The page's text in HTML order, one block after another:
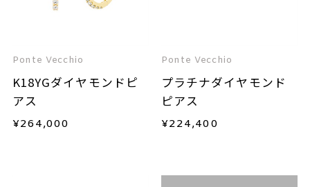
Ponte Vecchio
K18YGダイヤモンドピ
アス
¥264,000
Ponte Vecchio
プラチナダイヤモンド
ピアス
¥224,400